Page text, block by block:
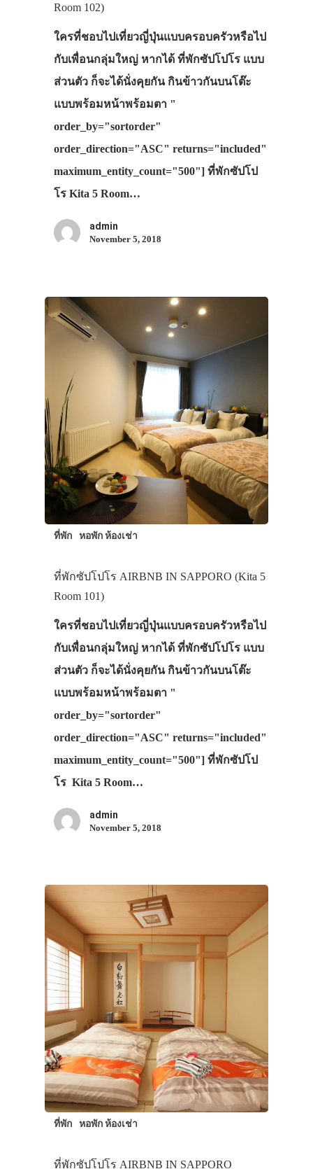
Room 102)
ใครที่ชอบไปเที่ยวญี่ปุ่นแบบครอบครัวหรือไป
กับเพื่อนกลุ่มใหญ่ หากได้ ที่พักซัปโปโร แบบ
ส่วนตัว ก็จะได้นั่งคุยกัน กินข้าวกันบนโต๊ะ
แบบพร้อมหน้าพร้อมตา "
order_by="sortorder"
order_direction="ASC" returns="included"
maximum_entity_count="500"] ที่พักซัปโป
โร Kita 5 Room…
admin
November 5, 2018
ที่พัก หอพัก ห้องเช่า
ที่พักซัปโปโร AIRBNB IN SAPPORO (Kita 5
Room 101)
ใครที่ชอบไปเที่ยวญี่ปุ่นแบบครอบครัวหรือไป
กับเพื่อนกลุ่มใหญ่ หากได้ ที่พักซัปโปโร แบบ
ส่วนตัว ก็จะได้นั่งคุยกัน กินข้าวกันบนโต๊ะ
แบบพร้อมหน้าพร้อมตา "
order_by="sortorder"
order_direction="ASC" returns="included"
maximum_entity_count="500"] ที่พักซัปโป
โร Kita 5 Room…
admin
November 5, 2018
ที่พัก หอพัก ห้องเช่า
ที่พักซัปโปโร AIRBNB IN SAPPORO